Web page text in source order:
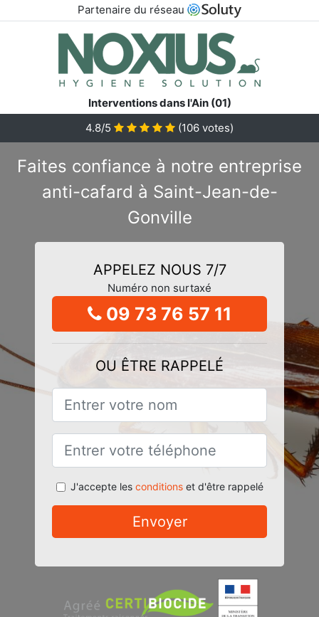
Partenaire du réseau
Interventions dans l'Ain (01)
4.8/5
(106 votes)
Faites confiance à notre entreprise
anti-cafard à Saint-Jean-de-
Gonville
APPELEZ NOUS 7/7
Numéro non surtaxé
09 73 76 57 11
OU ÊTRE RAPPELÉ
J'accepte les conditionset d'être rappelé
Envoyer